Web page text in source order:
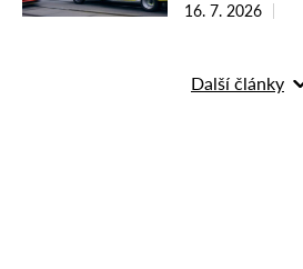
16. 7. 2026
Další články